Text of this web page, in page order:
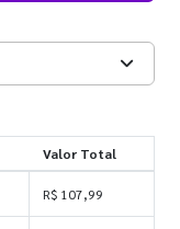
Valor Total
R$ 107,99